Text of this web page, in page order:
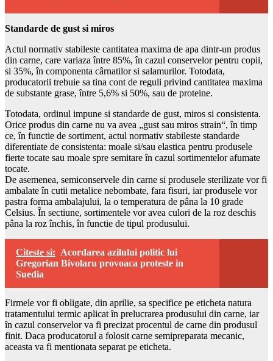
Standarde de gust si miros
Actul normativ stabileste cantitatea maxima de apa dintr-un produs
din carne, care variaza între 85%, în cazul conservelor pentru copii,
si 35%, în componenta cârnatilor si salamurilor. Totodata,
producatorii trebuie sa tina cont de reguli privind cantitatea maxima
de substante grase, între 5,6% si 50%, sau de proteine.
Totodata, ordinul impune si standarde de gust, miros si consistenta.
Orice produs din carne nu va avea „gust sau miros strain“, în timp
ce, în functie de sortiment, actul normativ stabileste standarde
diferentiate de consistenta: moale si/sau elastica pentru produsele
fierte tocate sau moale spre semitare în cazul sortimentelor afumate
tocate.
De asemenea, semiconservele din carne si produsele sterilizate vor fi
ambalate în cutii metalice nebombate, fara fisuri, iar produsele vor
pastra forma ambalajului, la o temperatura de pâna la 10 grade
Celsius. În sectiune, sortimentele vor avea culori de la roz deschis
pâna la roz închis, în functie de tipul produsului.
Citeste si: Acordarea azilului politic lui
Gregorian Bivolaru provoaca proteste in
Suedia
Firmele vor fi obligate, din aprilie, sa specifice pe eticheta natura
tratamentului termic aplicat în prelucrarea produsului din carne, iar
în cazul conservelor va fi precizat procentul de carne din produsul
finit. Daca producatorul a folosit carne semipreparata mecanic,
aceasta va fi mentionata separat pe eticheta.